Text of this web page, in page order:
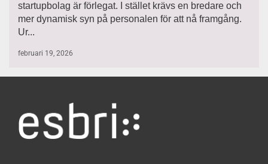
startupbolag är förlegat. I stället krävs en bredare och
mer dynamisk syn på personalen för att nå framgång.
Ur...
februari 19, 2026